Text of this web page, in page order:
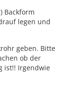
Backform
legen und
geben. Bitte
ob der
ist!! Irgendwie